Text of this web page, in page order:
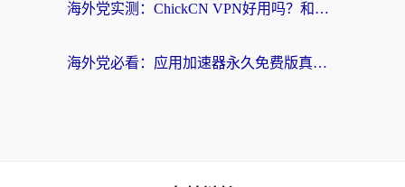
海外党实测：ChickCN VPN好用吗？和OurPlay VPN对比哪个回国效果更好？附避坑指南
海外党必看：应用加速器永久免费版真的靠谱吗？教你选对回国加速器无缝刷国内资源